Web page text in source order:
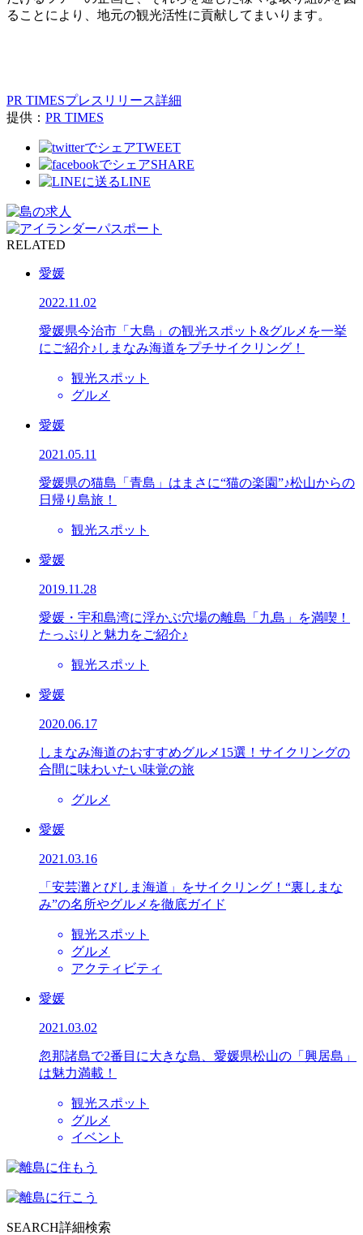
ることにより、地元の観光活性に貢献してまいります。
PR TIMESプレスリリース詳細
提供： PR TIMES
TWEET
SHARE
LINE
RELATED
愛媛
2022.11.02
愛媛県今治市「大島」の観光スポット&グルメを一挙
にご紹介♪しまなみ海道をプチサイクリング！
観光スポット
グルメ
愛媛
2021.05.11
愛媛県の猫島「青島」はまさに“猫の楽園”♪松山からの
日帰り島旅！
観光スポット
愛媛
2019.11.28
愛媛・宇和島湾に浮かぶ穴場の離島「九島」を満喫！
たっぷりと魅力をご紹介♪
観光スポット
愛媛
2020.06.17
しまなみ海道のおすすめグルメ15選！サイクリングの
合間に味わいたい味覚の旅
グルメ
愛媛
2021.03.16
「安芸灘とびしま海道」をサイクリング！“裏しまな
み”の名所やグルメを徹底ガイド
観光スポット
グルメ
アクティビティ
愛媛
2021.03.02
忽那諸島で2番目に大きな島、愛媛県松山の「興居島」
は魅力満載！
観光スポット
グルメ
イベント
SEARCH詳細検索